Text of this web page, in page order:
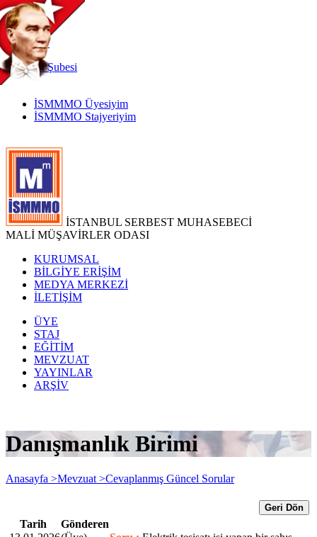
TR
|
EN
İnternetŞubesi
İSMMMO Üyesiyim
İSMMMO Stajyeriyim
İSTANBUL SERBEST MUHASEBECİ
MALİ MÜŞAVİRLER ODASI
KURUMSAL
BİLGİYE ERİŞİM
MEDYA MERKEZİ
İLETİŞİM
ÜYE
STAJ
EĞİTİM
MEVZUAT
YAYINLAR
ARŞİV
Danışmanlık Birimi
Anasayfa >Mevzuat >Cevaplanmış Güncel Sorular
Geri Dön
Tarih
Gönderen